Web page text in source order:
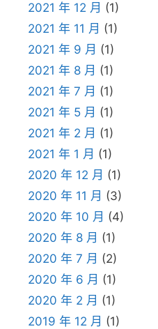
2021 年 12 月 (1)
2021 年 11 月 (1)
2021 年 9 月 (1)
2021 年 8 月 (1)
2021 年 7 月 (1)
2021 年 5 月 (1)
2021 年 2 月 (1)
2021 年 1 月 (1)
2020 年 12 月 (1)
2020 年 11 月 (3)
2020 年 10 月 (4)
2020 年 8 月 (1)
2020 年 7 月 (2)
2020 年 6 月 (1)
2020 年 2 月 (1)
2019 年 12 月 (1)